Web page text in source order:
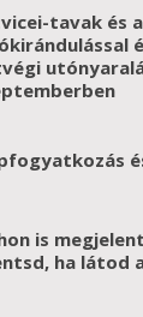
tavak és
is
ha látod